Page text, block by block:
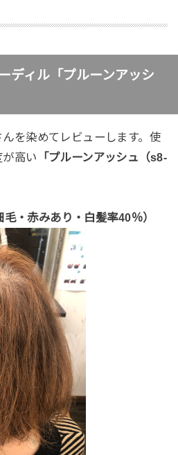
ディル「プルーンアッシ
を染めてレビューします。使
高い 「プルーンアッシュ（s8-
・赤みあり・白髪率40％）